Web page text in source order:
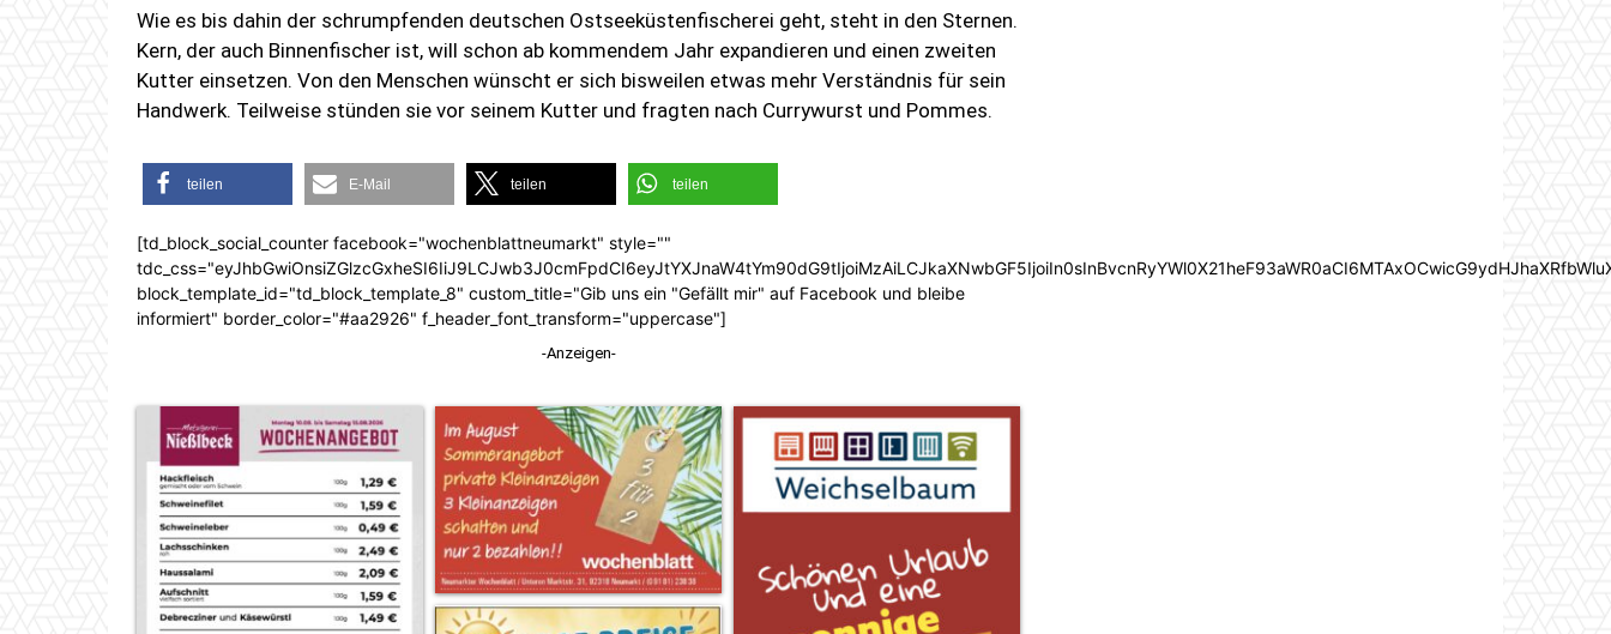
Wie es bis dahin der schrumpfenden deutschen Ostseeküstenfischerei geht, steht in den Sternen.
Kern, der auch Binnenfischer ist, will schon ab kommendem Jahr expandieren und einen zweiten
Kutter einsetzen. Von den Menschen wünscht er sich bisweilen etwas mehr Verständnis für sein
Handwerk. Teilweise stünden sie vor seinem Kutter und fragten nach Currywurst und Pommes.
teilen E-Mail teilen teilen
[td_block_social_counter facebook="wochenblattneumarkt" style=""
block_template_id="td_block_template_8" custom_title="Gib uns ein "Gefällt mir" auf Facebook und bleibe
informiert" border_color="#aa2926" f_header_font_transform="uppercase"]
-Anzeigen-